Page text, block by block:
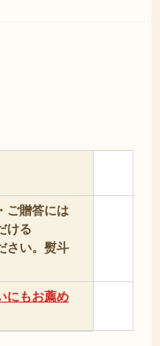
ご贈答には
ける
さい。熨斗
にもお薦め